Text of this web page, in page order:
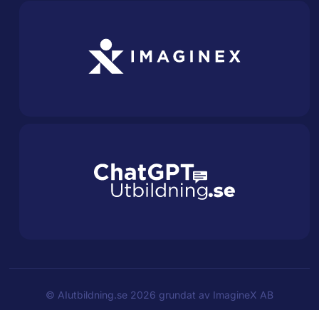
© AIutbildning.se2026 grundat av ImagineX AB